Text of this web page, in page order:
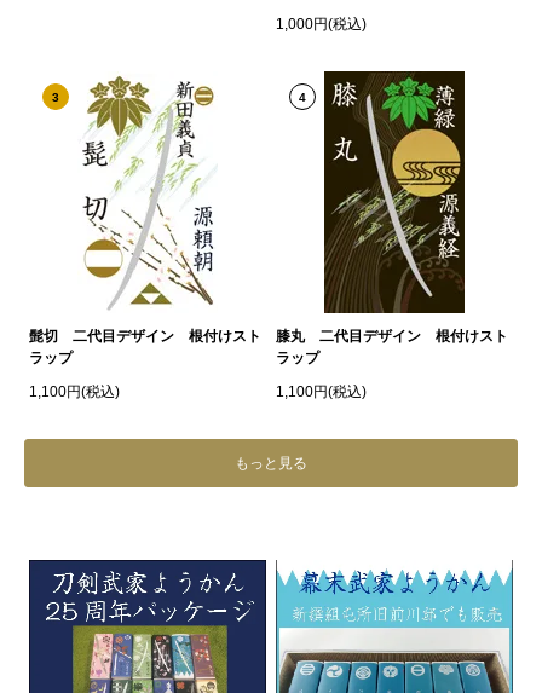
1,000円(税込)
3
髭切 二代目デザイン 根付けスト
ラップ
1,100円(税込)
4
膝丸 二代目デザイン 根付けスト
ラップ
1,100円(税込)
もっと見る